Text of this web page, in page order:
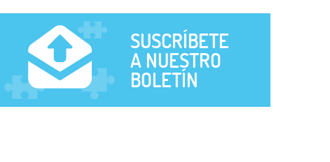
SUSCRÍBETE
A NUESTRO
BOLETÍN